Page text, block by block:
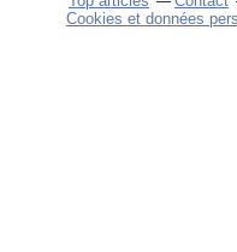
Cookies et données